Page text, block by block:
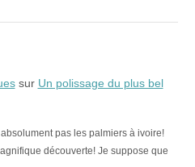
sur Un polissage du plus bel
pas les palmiers à ivoire!
découverte! Je suppose que